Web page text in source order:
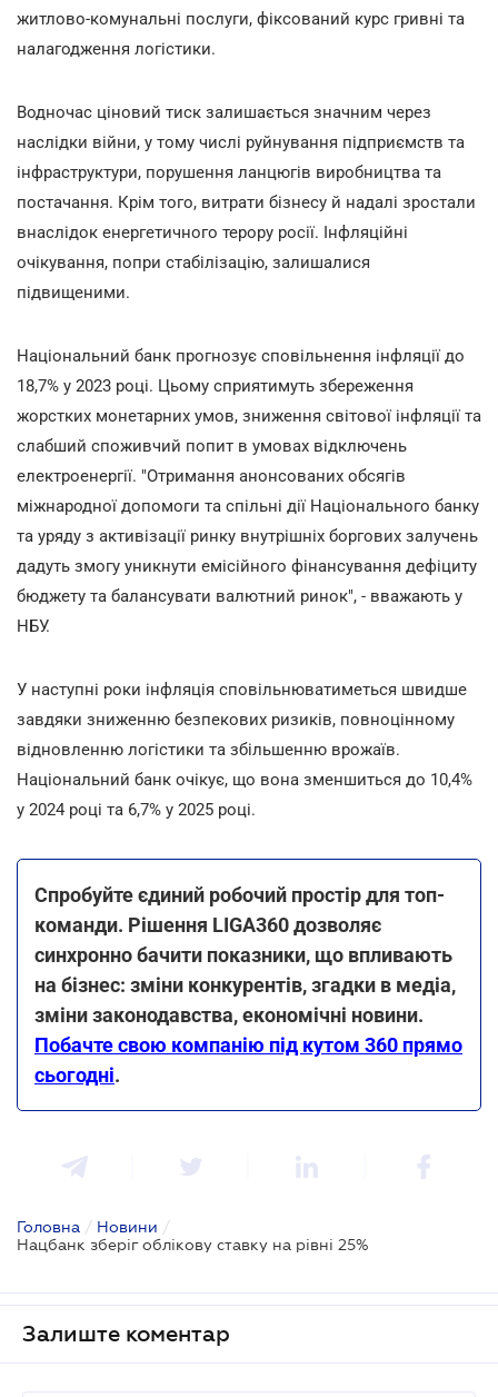
житлово-комунальні послуги, фіксований курс гривні та
налагодження логістики.
Водночас ціновий тиск залишається значним через
наслідки війни, у тому числі руйнування підприємств та
інфраструктури, порушення ланцюгів виробництва та
постачання. Крім того, витрати бізнесу й надалі зростали
внаслідок енергетичного терору росії. Інфляційні
очікування, попри стабілізацію, залишалися
підвищеними.
Національний банк прогнозує сповільнення інфляції до
18,7% у 2023 році. Цьому сприятимуть збереження
жорстких монетарних умов, зниження світової інфляції та
слабший споживчий попит в умовах відключень
електроенергії. "Отримання анонсованих обсягів
міжнародної допомоги та спільні дії Національного банку
та уряду з активізації ринку внутрішніх боргових залучень
дадуть змогу уникнути емісійного фінансування дефіциту
бюджету та балансувати валютний ринок", - вважають у
НБУ.
У наступні роки інфляція сповільнюватиметься швидше
завдяки зниженню безпекових ризиків, повноцінному
відновленню логістики та збільшенню врожаїв.
Національний банк очікує, що вона зменшиться до 10,4%
у 2024 році та 6,7% у 2025 році.
Спробуйте єдиний робочий простір для топ-
команди. Рішення LIGA360 дозволяє
синхронно бачити показники, що впливають
на бізнес: зміни конкурентів, згадки в медіа,
зміни законодавства, економічні новини.
Побачте свою компанію під кутом 360 прямо
сьогодні.
Головна / Новини /
Нацбанк зберіг облікову ставку на рівні 25%
Залиште коментар